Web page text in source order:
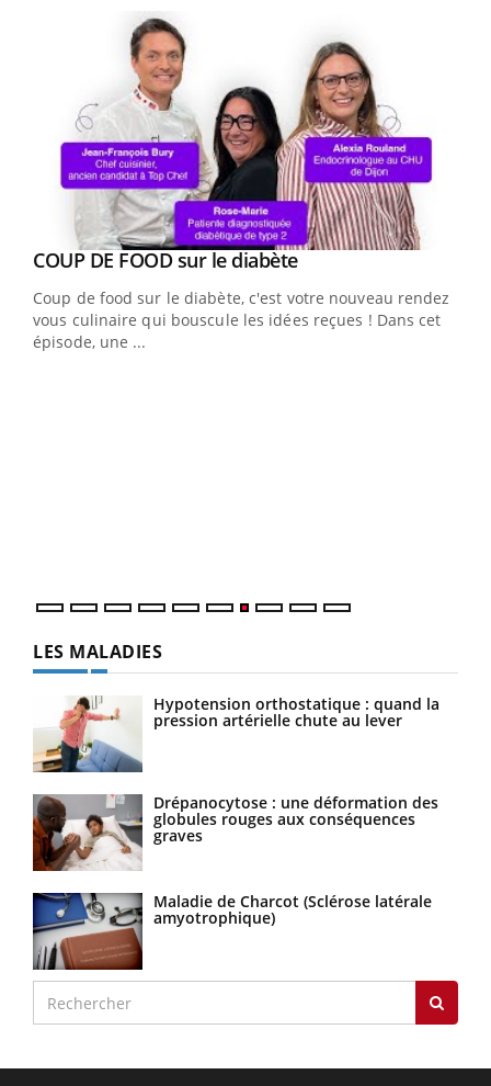
Youtube
COUP DE FOOD sur le diabèteYoutube
Coup de food sur le diabète, c'est votre nouveau rendez-
vous culinaire qui bouscule les idées reçues ! Dans cet
épisode, une ...
LES MALADIES
Hypotension orthostatique : quand la
pression artérielle chute au lever
Drépanocytose : une déformation des
globules rouges aux conséquences
graves
Maladie de Charcot (Sclérose latérale
amyotrophique)